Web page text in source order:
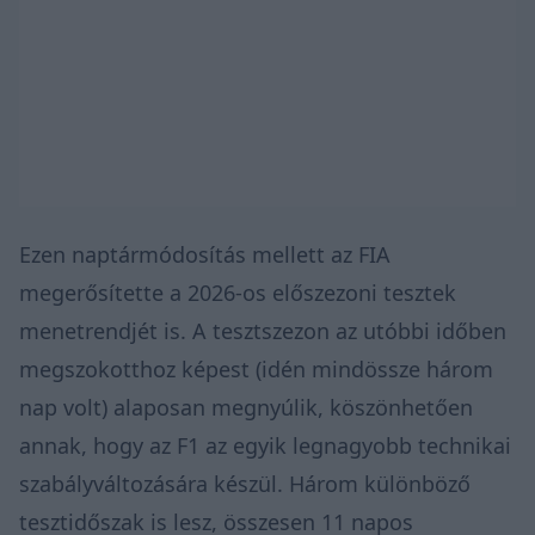
Ezen naptármódosítás mellett az FIA
megerősítette a 2026-os előszezoni tesztek
menetrendjét is. A tesztszezon az utóbbi időben
megszokotthoz képest (idén mindössze három
nap volt) alaposan megnyúlik, köszönhetően
annak, hogy az F1 az egyik legnagyobb technikai
szabályváltozására készül. Három különböző
tesztidőszak is lesz, összesen 11 napos